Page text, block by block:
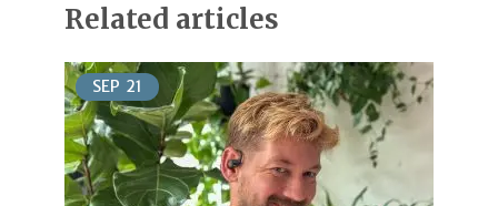
Related articles
SEP 21